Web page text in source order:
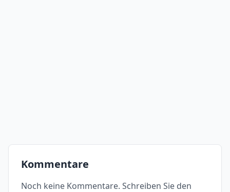
Kommentare
Noch keine Kommentare. Schreiben Sie den